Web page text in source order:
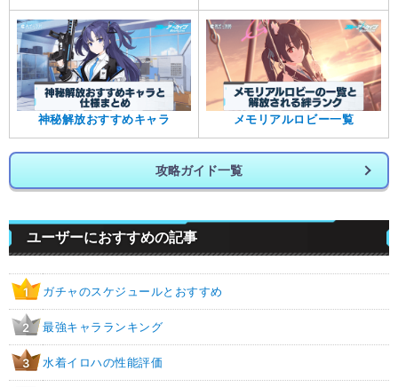
神秘解放おすすめキャラ メモリアルロビー一覧
攻略ガイド一覧
ユーザーにおすすめの記事
1 ガチャのスケジュールとおすすめ
2 最強キャラランキング
3 水着イロハの性能評価